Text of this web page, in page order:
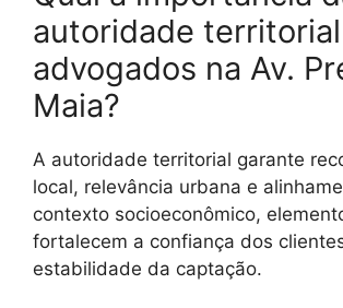
autoridade
advogados na Av.
Maia?
A autoridade territorial garante
local, relevância urbana e
contexto socioeconômico,
fortalecem a confiança dos
estabilidade da captação.